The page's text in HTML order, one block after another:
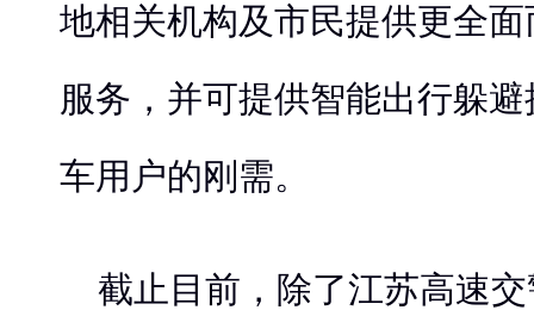
地相关机构及市民提供更全
服务，并可提供智能出行躲
车用户的刚需。
截止目前，除了江苏高速